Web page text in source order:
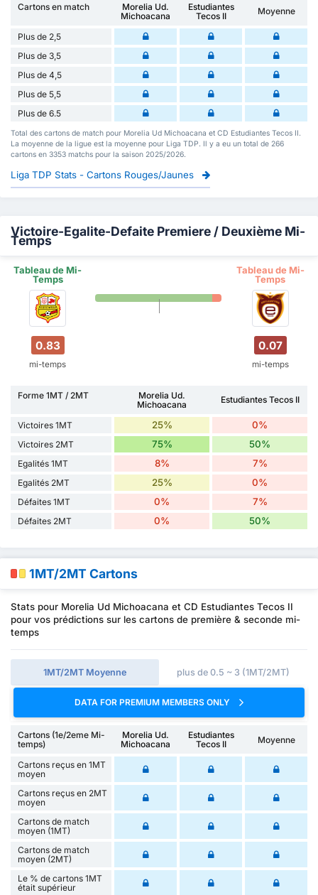
Cartons en match
Morelia Ud.
Michoacana
Estudiantes
Tecos II
Moyenne
Plus de 2,5
Plus de 3,5
Plus de 4,5
Plus de 5,5
Plus de 6.5
Total des cartons de match pour Morelia Ud Michoacana et CD Estudiantes Tecos II.
La moyenne de la ligue est la moyenne pour Liga TDP. Il y a eu un total de 266
cartons en 3353 matchs pour la saison 2025/2026.
Liga TDP Stats - Cartons Rouges/Jaunes
Victoire-Egalite-Defaite Premiere / Deuxième Mi-
Temps
Tableau de Mi-
Temps
Tableau de Mi-
Temps
0.83
mi-temps
0.07
mi-temps
Forme 1MT / 2MT
Morelia Ud.
Michoacana
Estudiantes Tecos II
Victoires 1MT 25% 0%
Victoires 2MT 75% 50%
Egalités 1MT 8% 7%
Egalités 2MT 25% 0%
Défaites 1MT 0% 7%
Défaites 2MT 0% 50%
1MT/2MT Cartons
Stats pour Morelia Ud Michoacana et CD Estudiantes Tecos II
pour vos prédictions sur les cartons de première & seconde mi-
temps
1MT/2MT Moyenne plus de 0.5 ~ 3 (1MT/2MT)
DATA FOR PREMIUM MEMBERS ONLY
Cartons (1e/2eme Mi-
temps)
Morelia Ud.
Michoacana
Estudiantes
Tecos II
Moyenne
Cartons reçus en 1MT
moyen
Cartons reçus en 2MT
moyen
Cartons de match
moyen (1MT)
Cartons de match
moyen (2MT)
Le % de cartons 1MT
était supérieur